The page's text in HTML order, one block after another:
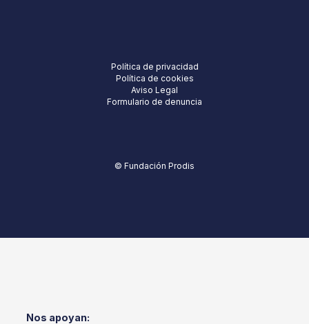
Política de privacidad
Política de cookies
Aviso Legal
Formulario de denuncia
© Fundación Prodis
Nos apoyan: